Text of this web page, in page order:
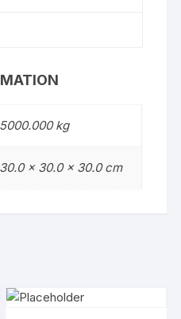
5000.000 kg
30.0 × 30.0 × 30.0 cm